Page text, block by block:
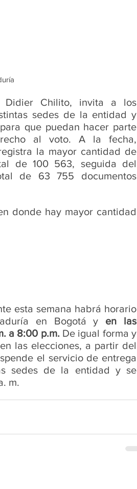
Didier Chilito, invita a los
sedes de la entidad y
que puedan hacer parte
al voto. A la fecha,
la mayor cantidad de
de 100 563, seguida del
de 63 755 documentos
donde hay mayor cantidad
esta semana habrá horario
en Bogotá y en las
a 8:00 p.m. De igual forma y
las elecciones, a partir del
el servicio de entrega
sedes de la entidad y se
m.